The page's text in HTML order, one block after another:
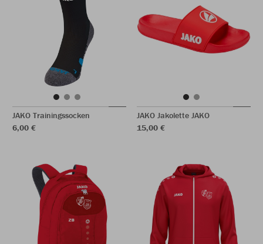
JAKO Trainingssocken
6,00 €
JAKO Jakolette JAKO
15,00 €